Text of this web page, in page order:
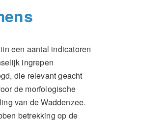
een aantal indicatoren
ingrepen
die relevant geacht
de morfologische
van de Waddenzee.
betrekking op de